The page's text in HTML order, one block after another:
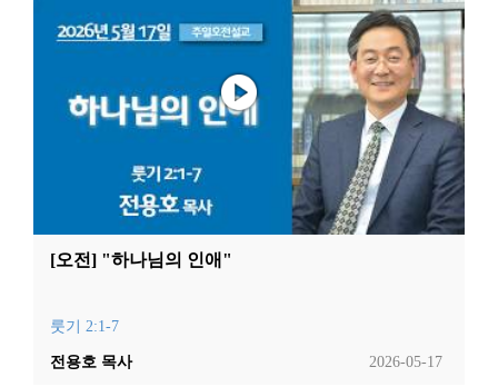
[오전] "하나님의 인애"
룻기 2:1-7
2026-05-17
전용호 목사